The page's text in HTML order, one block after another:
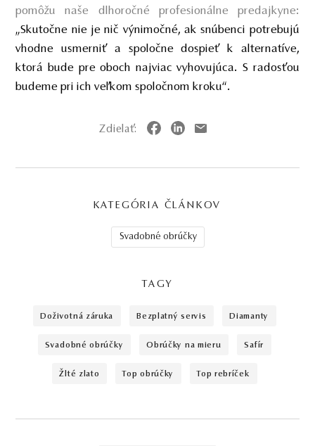
pomôžu naše dlhoročné profesionálne predajkyne:
„Skutočne nie je nič výnimočné, ak snúbenci potrebujú
vhodne usmerniť a spoločne dospieť k alternatíve,
ktorá bude pre oboch najviac vyhovujúca.S radosťou
budeme pri ich veľkom spoločnom kroku“.
Zdielať:
KATEGÓRIA ČLÁNKOV
Svadobné obrúčky
TAGY
doživotná záruka bezplatný servis diamanty
svadobné obrúčky obrúčky na mieru safír
žlté zlato top obrúčky top rebríček